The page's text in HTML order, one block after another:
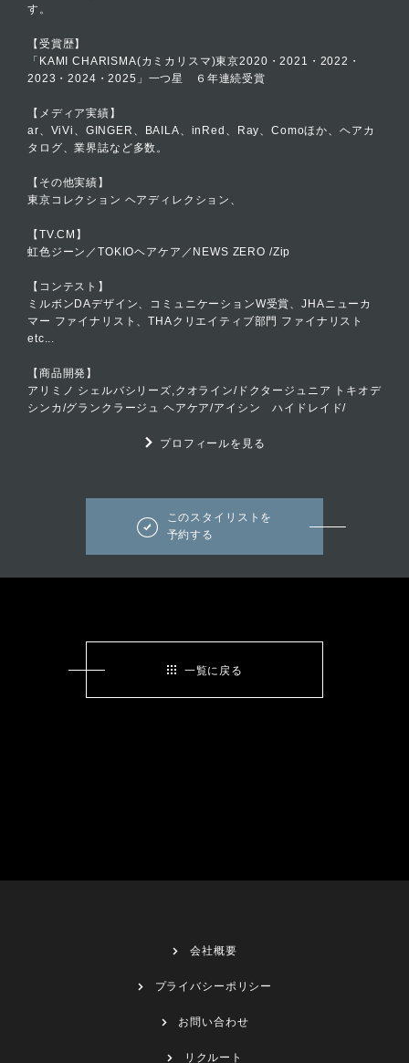
す。
【受賞歴】
「KAMI CHARISMA(カミカリスマ)東京2020・2021・2022・
2023・2024・2025」一つ星 ６年連続受賞
【メディア実績】
ar、ViVi、GINGER、BAILA、inRed、Ray、Comoほか、ヘアカ
タログ、業界誌など多数。
【その他実績】
東京コレクション ヘアディレクション、
【TV.CM】
虹色ジーン／TOKIOヘアケア／NEWS ZERO /Zip
【コンテスト】
ミルボンDAデザイン、コミュニケーションW受賞、JHAニューカ
マー ファイナリスト、THAクリエイティブ部門 ファイナリスト
etc...
【商品開発】
アリミノ シェルバシリーズ,クオライン/ドクタージュニア トキオデ
シンカ/グランクラージュ ヘアケア/アイシン ハイドレイド/
プロフィールを見る
このスタイリストを
予約する
一覧に戻る
会社概要
プライバシーポリシー
お問い合わせ
リクルート